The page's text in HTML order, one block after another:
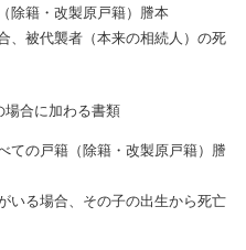
除籍・改製原戸籍）謄本
、被代襲者（本来の相続人）の死
場合に加わる書類
ての戸籍（除籍・改製原戸籍）謄
いる場合、その子の出生から死亡